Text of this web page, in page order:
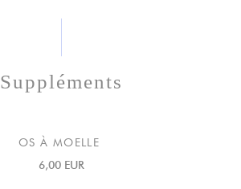
Suppléments
OS À MOELLE
6,00 EUR